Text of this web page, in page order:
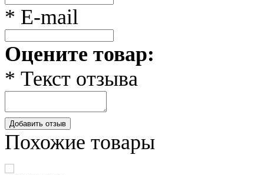
* E-mail
Оцените товар:
* Текст отзыва
Добавить отзыв
Похожие товары